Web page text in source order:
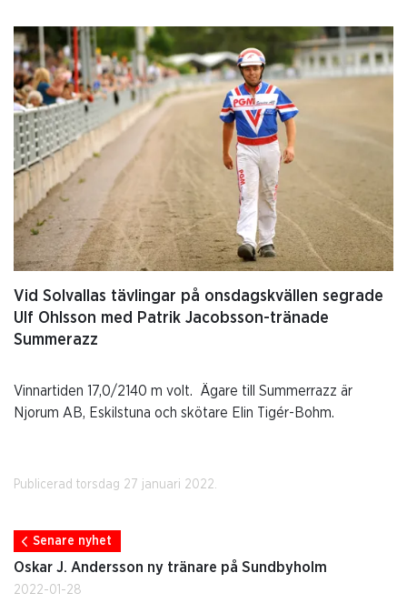
Vid Solvallas tävlingar på onsdagskvällen segrade
Ulf Ohlsson med Patrik Jacobsson-tränade
Summerazz
Vinnartiden 17,0/2140 m volt. Ägare till Summerrazz är
Njorum AB, Eskilstuna och skötare Elin Tigér-Bohm.
Publicerad torsdag 27 januari 2022.
Senare nyhet
Oskar J. Andersson ny tränare på Sundbyholm
2022-01-28